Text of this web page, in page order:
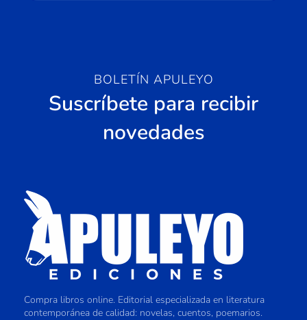
BOLETÍN APULEYO
Suscríbete para recibir
novedades
Compra libros online. Editorial especializada en literatura
contemporánea de calidad: novelas, cuentos, poemarios.